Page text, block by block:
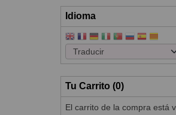
Idioma
Tu Carrito (0)
El carrito de la compra está